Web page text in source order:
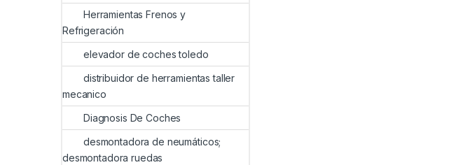
Herramientas Frenos y
Refrigeración
elevador de coches toledo
distribuidor de herramientas taller
mecanico
Diagnosis De Coches
desmontadora de neumáticos;
desmontadora ruedas